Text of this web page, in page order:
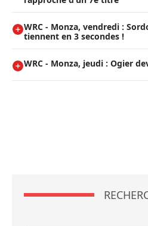
WRC - Monza, vendredi :
tiennent en 3 secondes !
WRC - Monza, jeudi : Ogier